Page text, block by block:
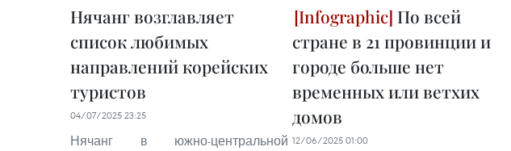
Нячанг возглавляет
список любимых
направлений корейских
туристов
04/07/2025 23:25
Нячанг в южно-центральной
По всей
стране в 21 провинции и
городе больше нет
временных или ветхих
домов
12/06/2025 01:00